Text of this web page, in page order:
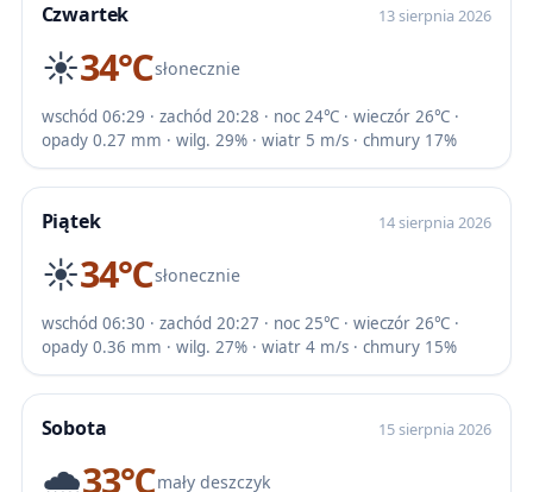
Czwartek 13 sierpnia 2026
☀️34℃słonecznie
wschód 06:29 · zachód 20:28 · noc 24℃ · wieczór 26℃ ·
opady 0.27 mm · wilg. 29% · wiatr 5 m/s · chmury 17%
Piątek 14 sierpnia 2026
☀️34℃słonecznie
wschód 06:30 · zachód 20:27 · noc 25℃ · wieczór 26℃ ·
opady 0.36 mm · wilg. 27% · wiatr 4 m/s · chmury 15%
Sobota 15 sierpnia 2026
🌧️33℃mały deszczyk